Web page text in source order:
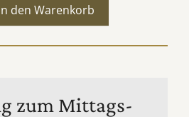
zum Mittags-